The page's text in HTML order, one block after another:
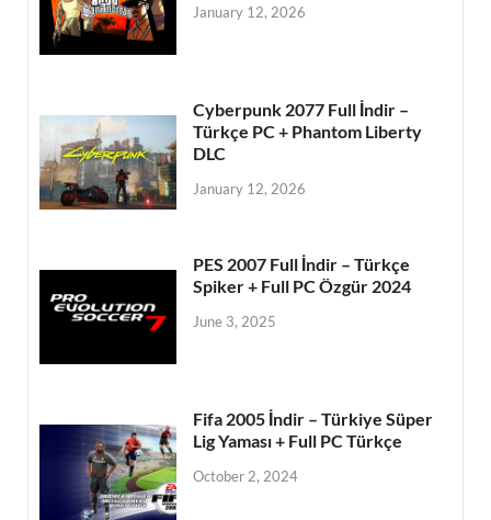
January 12, 2026
Cyberpunk 2077 Full İndir –
Türkçe PC + Phantom Liberty
DLC
January 12, 2026
PES 2007 Full İndir – Türkçe
Spiker + Full PC Özgür 2024
June 3, 2025
Fifa 2005 İndir – Türkiye Süper
Lig Yaması + Full PC Türkçe
October 2, 2024